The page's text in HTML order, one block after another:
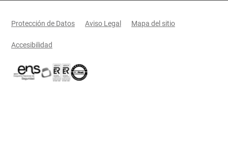
Menú legal
Protección de Datos Aviso Legal Mapa del sitio
Accesibilidad